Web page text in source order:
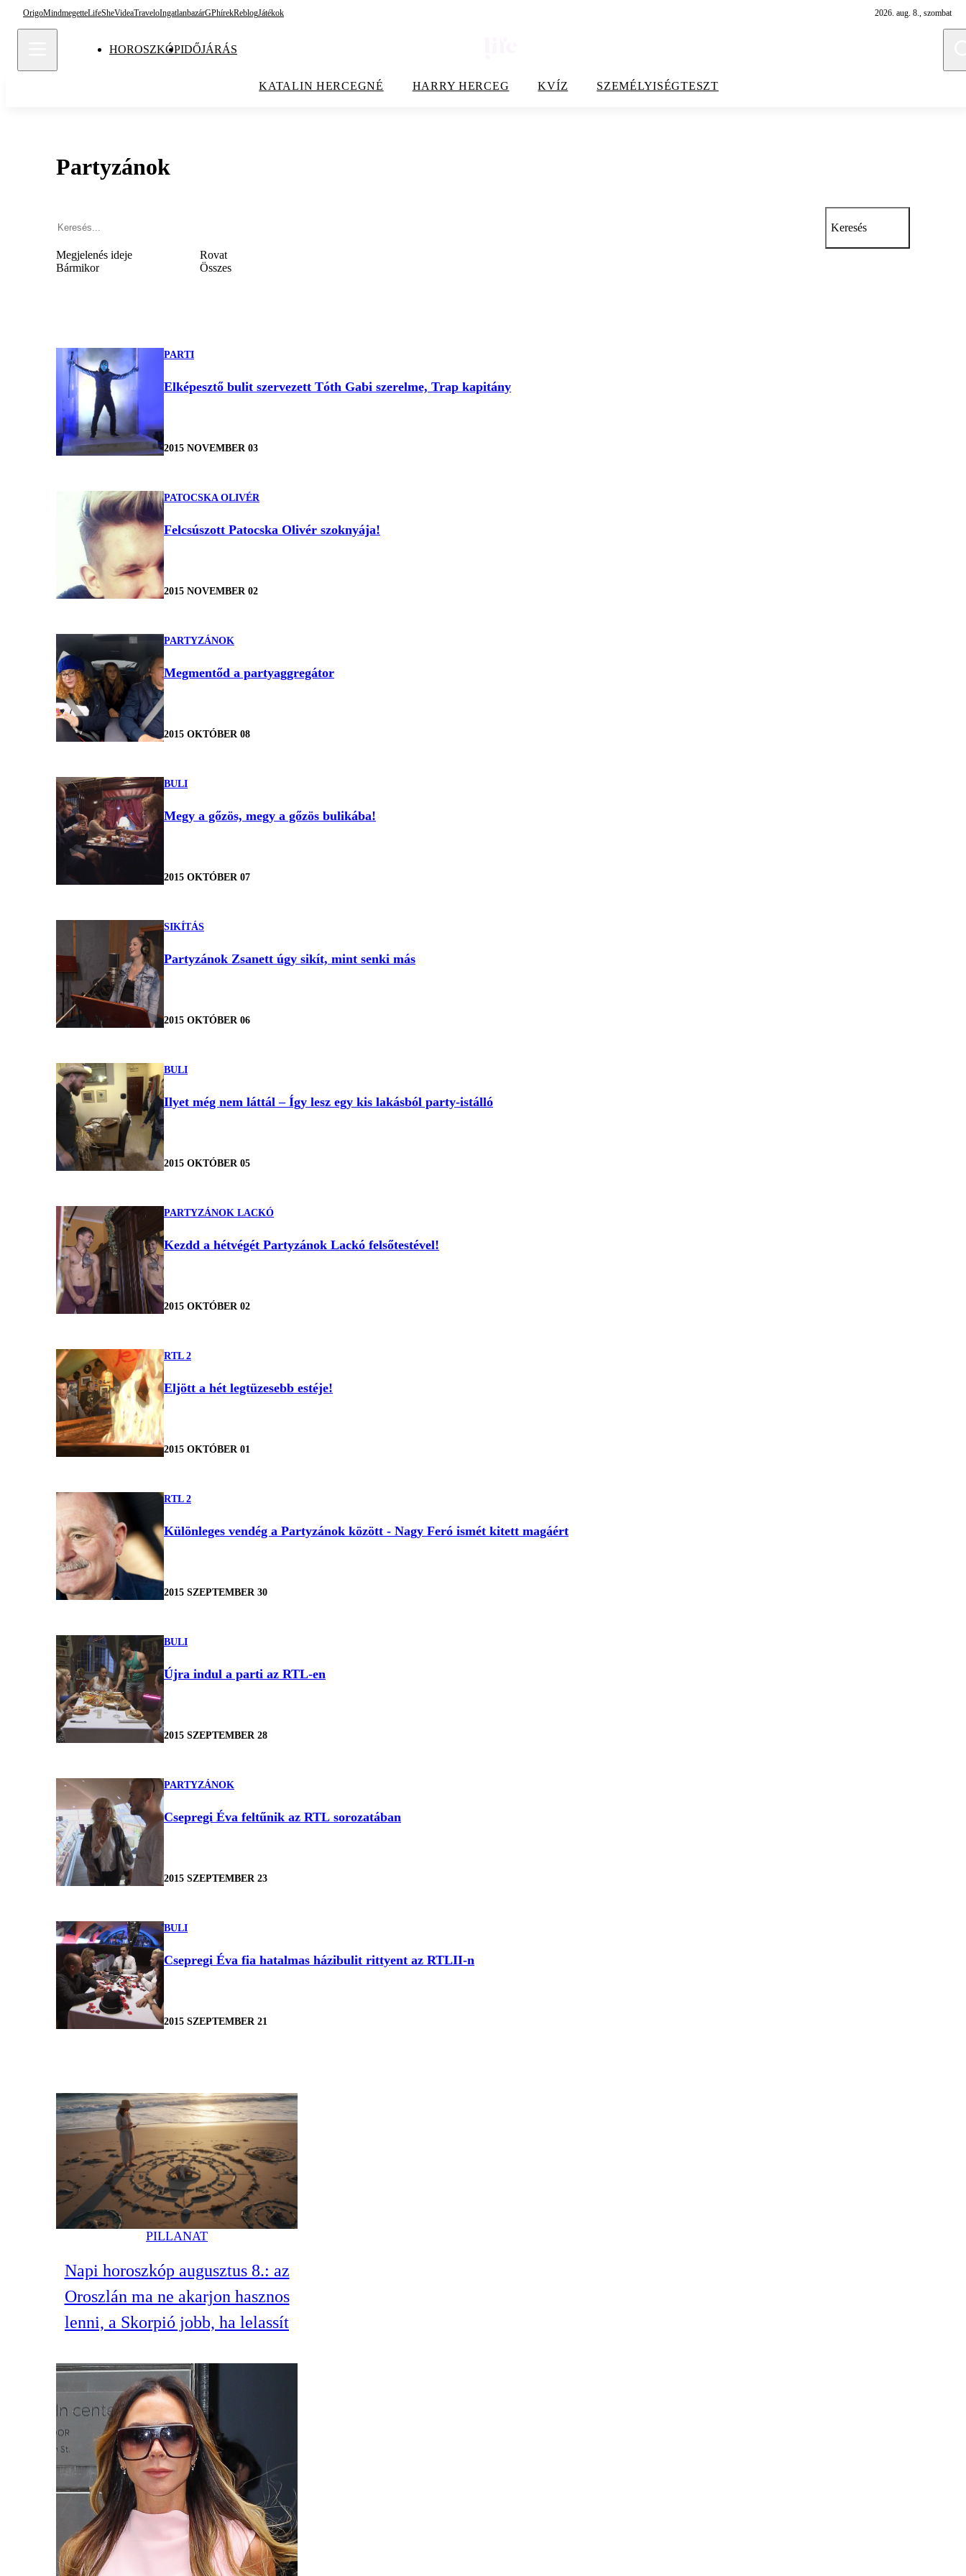
OrigoMindmegetteLifeSheVideaTraveloIngatlanbazárGPhírekReblogJátékok 2026. aug. 8., szombat
HOROSZKÓPIDŐJÁRÁS
KATALIN HERCEGNÉ HARRY HERCEG KVÍZ SZEMÉLYISÉGTESZT
Partyzánok
Keresés
Megjelenés ideje
Bármikor
Rovat
Összes
PARTI
Elképesztő bulit szervezett Tóth Gabi szerelme, Trap kapitány
2015 NOVEMBER 03
PATOCSKA OLIVÉR
Felcsúszott Patocska Olivér szoknyája!
2015 NOVEMBER 02
PARTYZÁNOK
Megmentőd a partyaggregátor
2015 OKTÓBER 08
BULI
Megy a gőzös, megy a gőzös bulikába!
2015 OKTÓBER 07
SIKÍTÁS
Partyzánok Zsanett úgy sikít, mint senki más
2015 OKTÓBER 06
BULI
Ilyet még nem láttál – Így lesz egy kis lakásból party-istálló
2015 OKTÓBER 05
PARTYZÁNOK LACKÓ
Kezdd a hétvégét Partyzánok Lackó felsőtestével!
2015 OKTÓBER 02
RTL 2
Eljött a hét legtüzesebb estéje!
2015 OKTÓBER 01
RTL 2
Különleges vendég a Partyzánok között - Nagy Feró ismét kitett magáért
2015 SZEPTEMBER 30
BULI
Újra indul a parti az RTL-en
2015 SZEPTEMBER 28
PARTYZÁNOK
Csepregi Éva feltűnik az RTL sorozatában
2015 SZEPTEMBER 23
BULI
Csepregi Éva fia hatalmas házibulit rittyent az RTLII-n
2015 SZEPTEMBER 21
PILLANAT
Napi horoszkóp augusztus 8.: az
Oroszlán ma ne akarjon hasznos
lenni, a Skorpió jobb, ha lelassít